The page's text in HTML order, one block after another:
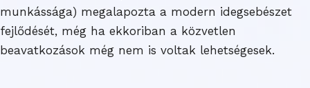
munkássága) megalapozta a modern idegsebészet
fejlődését, még ha ekkoriban a közvetlen
beavatkozások még nem is voltak lehetségesek.